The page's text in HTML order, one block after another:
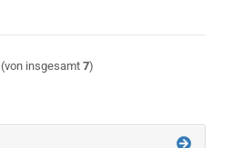
(von insgesamt 7)